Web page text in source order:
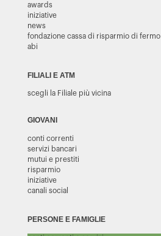
awards
iniziative
news
fondazione cassa di risparmio di fermo
abi
FILIALI E ATM
scegli la Filiale più vicina
GIOVANI
conti correnti
servizi bancari
mutui e prestiti
risparmio
iniziative
canali social
PERSONE E FAMIGLIE